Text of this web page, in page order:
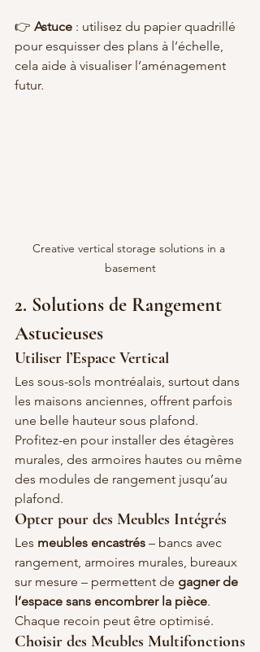
👉 Astuce : utilisez du papier quadrillé
pour esquisser des plans à l’échelle,
cela aide à visualiser l’aménagement
futur.
Creative vertical storage solutions in a
basement
2. Solutions de Rangement
Astucieuses
Utiliser l’Espace Vertical
Les sous-sols montréalais, surtout dans
les maisons anciennes, offrent parfois
une belle hauteur sous plafond.
Profitez-en pour installer des étagères
murales, des armoires hautes ou même
des modules de rangement jusqu’au
plafond.
Opter pour des Meubles Intégrés
Les meubles encastrés – bancs avec
rangement, armoires murales, bureaux
sur mesure – permettent de gagner de
l’espace sans encombrer la pièce.
Chaque recoin peut être optimisé.
Choisir des Meubles Multifonctions